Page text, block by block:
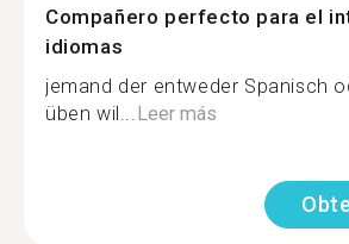
Compañero perfecto para el
idiomas
jemand der entweder Spanisch
üben wil...Leer más